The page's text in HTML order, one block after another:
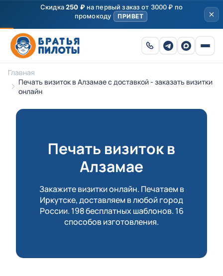
Скидка250 ₽на первый заказ от 3000 ₽ по
промокоду
ПРИВЕТ
Главная
Печать визиток в Алзамае с доставкой - заказать визитки
онлайн
Печать визиток в
Алзамае
Закажите визитки онлайн. Печатаем в
Иркутске, доставляем в любой город
России. 198 бесплатных шаблонов. 16
способов изготовления.